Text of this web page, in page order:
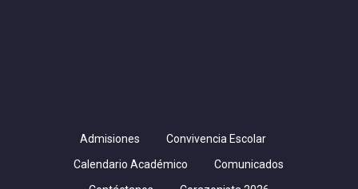
Admisiones
Convivencia Escolar
Calendario Académico
Comunicados